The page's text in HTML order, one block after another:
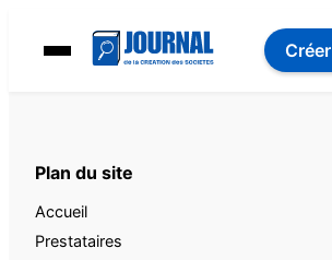
Plan du site
Accueil
Prestataires